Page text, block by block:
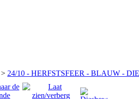
> 24/10 - HERFSTSFEER - BLAUW -